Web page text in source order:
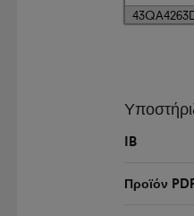
IB
Προϊόν